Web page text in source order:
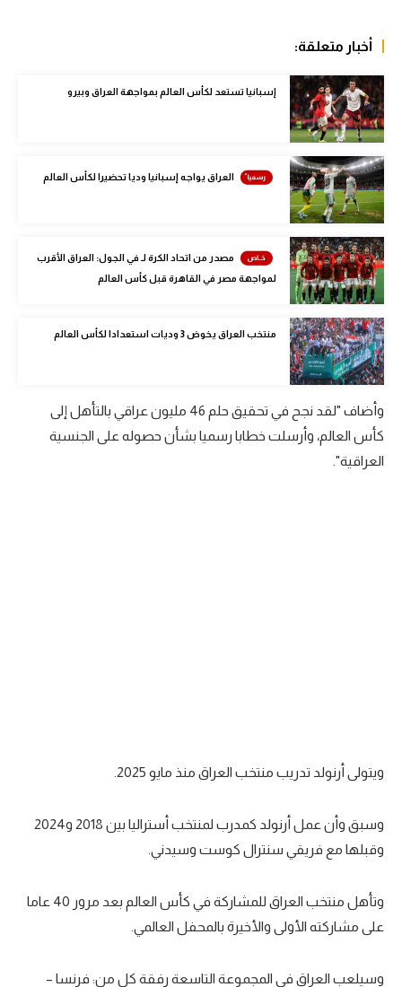
كرة سلة
كرة يد
كرة طائرة
الوطن العربي
في المونديال
رياضة نسائية
آسيا
أمريكا
ركن الألعاب
أقسام خاصة
Gamers
ميركاتو
أخبار متعلقة:
إسبانيا تستعد لكأس العالم بمواجهة العراق وبيرو
العراق يواجه إسبانيا وديا تحضيرا لكأس العالم
مصدر من اتحاد الكرة لـ في الجول: العراق الأقرب
لمواجهة مصر في القاهرة قبل كأس العالم
منتخب العراق يخوض 3 وديات استعدادا لكأس العالم
وأضاف "لقد نجح في تحقيق حلم 46 مليون عراقي بالتأهل إلى
كأس العالم، وأرسلت خطابا رسميا بشأن حصوله على الجنسية
العراقية".
ويتولى أرنولد تدريب منتخب العراق منذ مايو 2025.
وسبق وأن عمل أرنولد كمدرب لمنتخب أستراليا بين 2018 و2024
وقبلها مع فريقي سنترال كوست وسيدني.
وتأهل منتخب العراق للمشاركة في كأس العالم بعد مرور 40 عاما
على مشاركته الأولى والأخيرة بالمحفل العالمي.
وسيلعب العراق في المجموعة التاسعة رفقة كل من: فرنسا –